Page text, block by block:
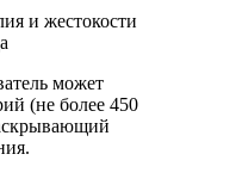
и жестокости
может
(не более 450